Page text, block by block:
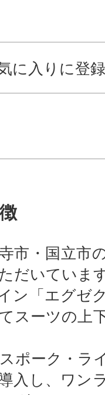
に入りに登録
市・国立市
だいていま
ン「エグゼ
スーツの上
ポーク・ラ
入し、ワン